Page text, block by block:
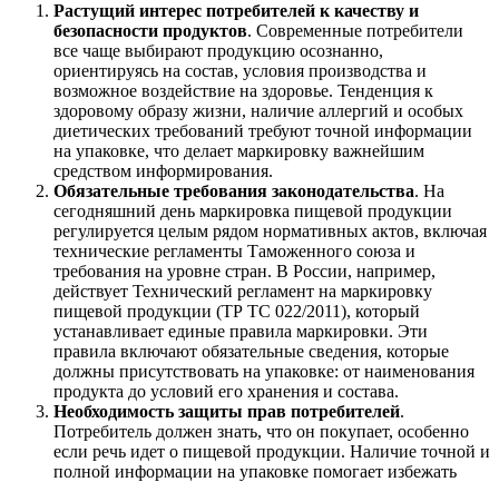
Растущий интерес потребителей к качеству и
безопасности продуктов. Современные потребители
все чаще выбирают продукцию осознанно,
ориентируясь на состав, условия производства и
возможное воздействие на здоровье. Тенденция к
здоровому образу жизни, наличие аллергий и особых
диетических требований требуют точной информации
на упаковке, что делает маркировку важнейшим
средством информирования.
Обязательные требования законодательства. На
сегодняшний день маркировка пищевой продукции
регулируется целым рядом нормативных актов, включая
технические регламенты Таможенного союза и
требования на уровне стран. В России, например,
действует Технический регламент на маркировку
пищевой продукции (ТР ТС 022/2011), который
устанавливает единые правила маркировки. Эти
правила включают обязательные сведения, которые
должны присутствовать на упаковке: от наименования
продукта до условий его хранения и состава.
Необходимость защиты прав потребителей.
Потребитель должен знать, что он покупает, особенно
если речь идет о пищевой продукции. Наличие точной и
полной информации на упаковке помогает избежать